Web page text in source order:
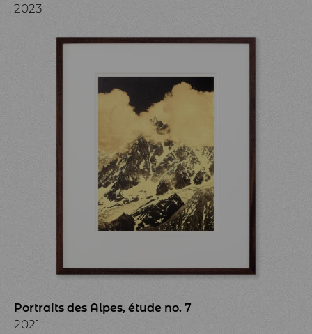
2023
Portraits des Alpes, étude no. 7
2021